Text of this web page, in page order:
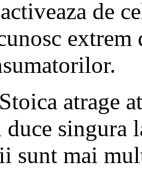
de
atrage
singura
sunt mai